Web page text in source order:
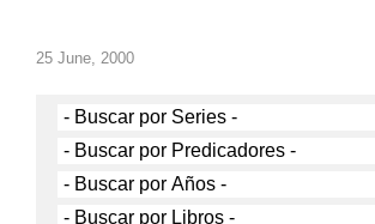
25 June, 2000